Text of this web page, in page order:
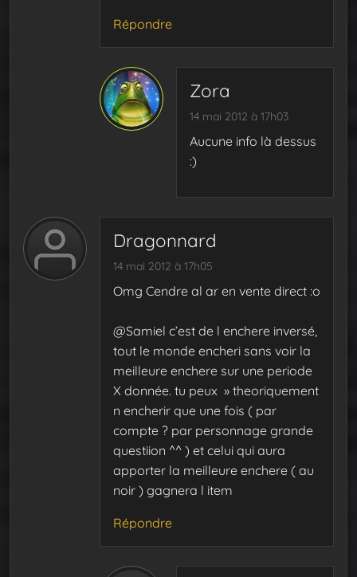
Répondre
Zora
14 mai 2012 à 17h03
Aucune info là dessus
:)
Dragonnard
14 mai 2012 à 17h05
Omg Cendre al ar en vente direct :o
@Samiel c’est de l enchere inversé,
tout le monde encheri sans voir la
meilleure enchere sur une periode
X donnée. tu peux » theoriquement
n encherir que une fois ( par
compte ? par personnage grande
questiion ^^ ) et celui qui aura
apporter la meilleure enchere ( au
noir ) gagnera l item
Répondre